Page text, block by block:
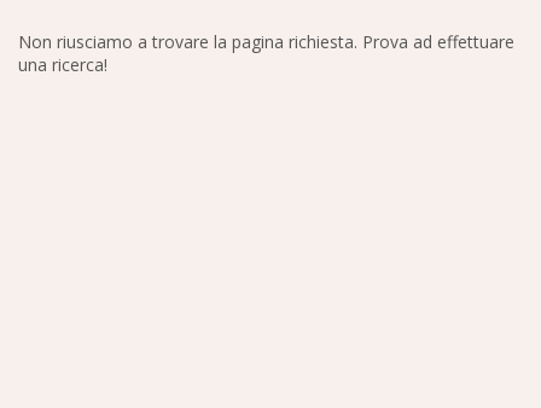
Non riusciamo a trovare la pagina richiesta. Prova ad effettuare
una ricerca!